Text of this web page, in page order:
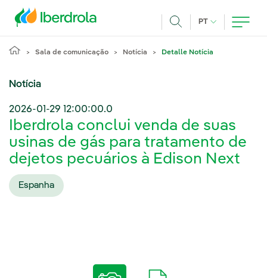
PT IDIOMA ATUAL,
Sala de comunicação Notícia Detalle Notícia
Notícia
2026-01-29 12:00:00.0
Iberdrola conclui venda de suas
usinas de gás para tratamento de
dejetos pecuários à Edison Next
Espanha